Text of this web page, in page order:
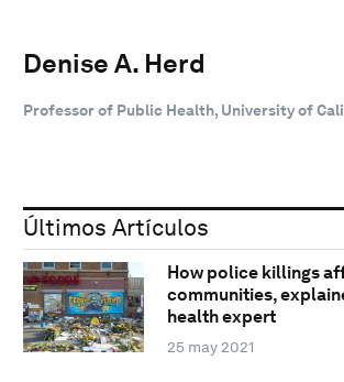
Denise A. Herd
Professor of Public Health, University of
Últimos Artículos
How police killings
communities,
health expert
25 may 2021